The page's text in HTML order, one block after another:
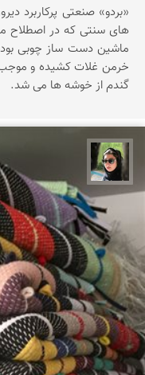
«بردو» صنعتی پرکاربرد
های سنتی که در اصطلاح
ماشین دست ساز چوبی
خرمن غلات کشیده و
گندم از خوشه ها می شد.